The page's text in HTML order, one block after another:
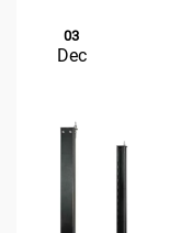
03
Dec